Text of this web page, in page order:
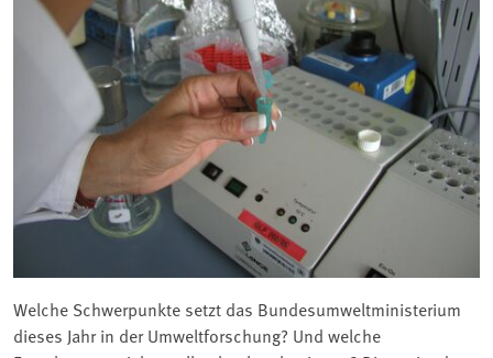
Welche Schwerpunkte setzt das Bundesumweltministerium
dieses Jahr in der Umweltforschung? Und welche